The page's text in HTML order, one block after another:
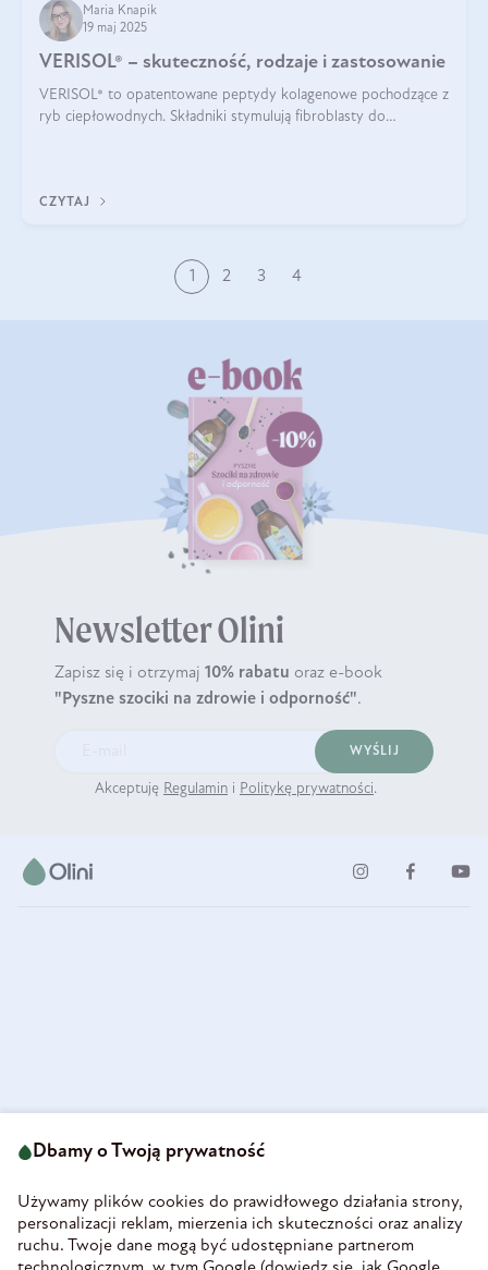
Maria Knapik
19 maj 2025
VERISOL® – skuteczność, rodzaje i zastosowanie
VERISOL® to opatentowane peptydy kolagenowe pochodzące z
ryb ciepłowodnych. Składniki stymulują fibroblasty do
CZYTAJ
1 2 3 4
Newsletter Olini
Zapisz się i otrzymaj 10% rabatu oraz e-book
"Pyszne szociki na zdrowie i odporność".
WYŚLIJ
Akceptuję Regulamin i Politykę prywatności.
58-160 Świebodzice
REGON 890213034
INFORMACJE
Dbamy o Twoją prywatność
Używamy plików cookies do prawidłowego działania strony,
personalizacji reklam, mierzenia ich skuteczności oraz analizy
ruchu. Twoje dane mogą być udostępniane partnerom